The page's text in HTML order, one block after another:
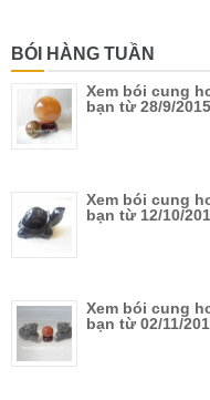
BÓI HÀNG TUẦN
Xem bói cung
bạn từ 28/9/
Xem bói cung
bạn từ 12/10/
Xem bói cung
bạn từ 02/11/